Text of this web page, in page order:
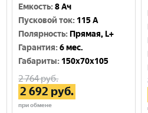
Емкость:8 Ач
Пусковой ток: 115 A
Полярность: Прямая, L+
Гарантия:6 мес.
Габариты: 150x70x105
2 764руб.
2 692 руб.
при обмене